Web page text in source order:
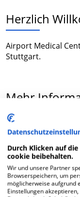
Herzlich
Airport Medical
Stuttgart.
Mehr
FAQ
Hier ﬁnden Sie
Wie lautet die
Durch Klicken auf
cookie beibehalten.
Wir und unsere Partner
Browserspeichern, um
möglicherweise aufgrund
Einstellungen